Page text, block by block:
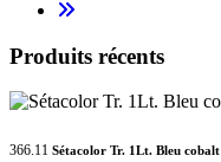
Produits récents
366.11 Sétacolor Tr. 1Lt. Bleu cobalt